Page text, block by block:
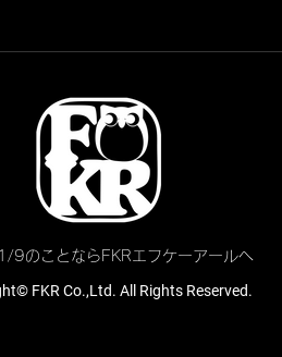
9のことならFKRエフケーアールへ
FKR Co.,Ltd. All Rights Reserved.